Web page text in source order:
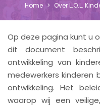
Home > Over L.O.L.
Op deze pagina kunt u
dit document
ontwikkeling van
medewerkers kinderen
ontwikkeling. Het
waarop wij een